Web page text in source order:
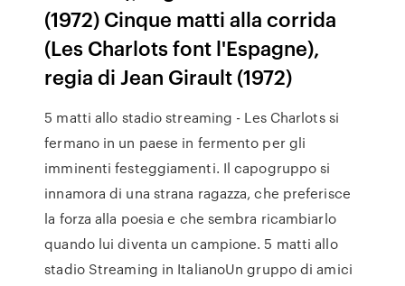
(1972) Cinque matti alla corrida
(Les Charlots font l'Espagne),
regia di Jean Girault (1972)
5 matti allo stadio streaming - Les Charlots si
fermano in un paese in fermento per gli
imminenti festeggiamenti. Il capogruppo si
innamora di una strana ragazza, che preferisce
la forza alla poesia e che sembra ricambiarlo
quando lui diventa un campione. 5 matti allo
stadio Streaming in ItalianoUn gruppo di amici